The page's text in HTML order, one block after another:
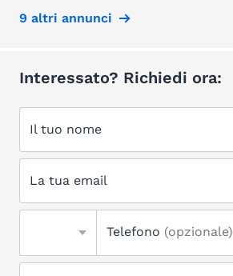
9 altri annunci
Interessato? Richiedi ora:
Il tuo nome
La tua email
Telefono (opzionale)